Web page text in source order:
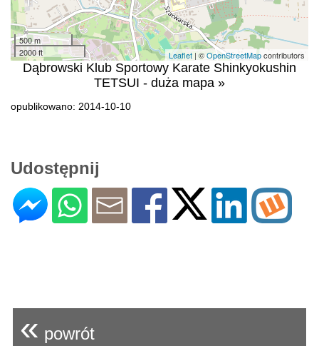
500 m
2000 ft
Leaflet | ©OpenStreetMapcontributors
Dąbrowski Klub Sportowy Karate Shinkyokushin
TETSUI - duża mapa »
opublikowano: 2014-10-10
Udostępnij
« powrót